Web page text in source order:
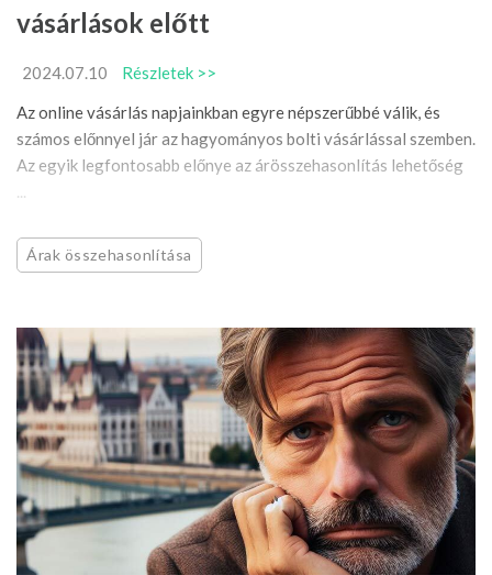
vásárlások előtt
2024.07.10
Részletek >>
Az online vásárlás napjainkban egyre népszerűbbé válik, és
számos előnnyel jár az hagyományos bolti vásárlással szemben.
Az egyik legfontosabb előnye az árösszehasonlítás lehetőség
...
Árak összehasonlítása